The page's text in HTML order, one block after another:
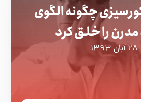
چگونه الگوی
مدرن را خلق کرد
۲۸ آبان ۱۳۹۳